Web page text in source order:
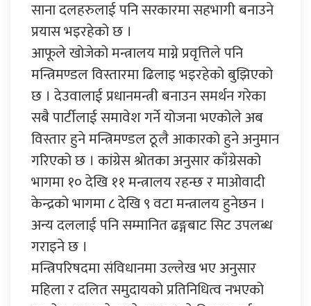
साना दलहरुलाई पनि सरकारमा सहभागी बनाउने
प्रयास भइरहेको छ ।
आफूले खोजेको मन्त्रालय माग्ने प्रवृत्तिले पनि
मन्त्रिमण्डल विस्तारमा ढिलाइ भइरहेको बुझिएको
छ । देउवालाई प्रधानमन्त्री बनाउन समर्थन गरेका
सबै पार्टीलाई समावेश गर्ने योजना भएकोले अब
विस्तार हुने मन्त्रिमण्डल ठूलै आकारको हुने अनुमान
गरिएको छ । कांग्रेस श्रोतका अनुसार काँग्रेसको
भागमा १० देखि ११ मन्त्रालय रहन्छ र माओवादी
केन्द्रको भागमा ८ देखि ९ वटा मन्त्रालय हुनेछन ।
अन्य दललाई पनि सम्मानित ढङ्गबाट सिट उपलब्ध
गराइने छ ।
मन्त्रिपरिषदमा संविधानमा उल्लेख भए अनुसार
महिला र दलित समुदायको प्रतिनिधित्व नभएको